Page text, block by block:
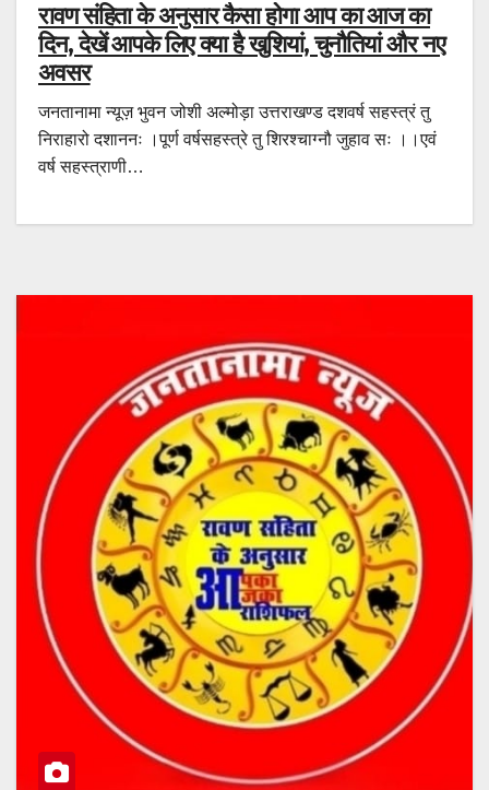
रावण संहिता के अनुसार कैसा होगा आप का आज का
दिन, देखें आपके लिए क्या है खुशियां, चुनौतियां और नए
अवसर
जनतानामा न्यूज़ भुवन जोशी अल्मोड़ा उत्तराखण्ड दशवर्ष सहस्त्रं तु
निराहारो दशाननः ।पूर्ण वर्षसहस्त्रे तु शिरश्चाग्नौ जुहाव सः ।।एवं
वर्ष सहस्त्राणी…